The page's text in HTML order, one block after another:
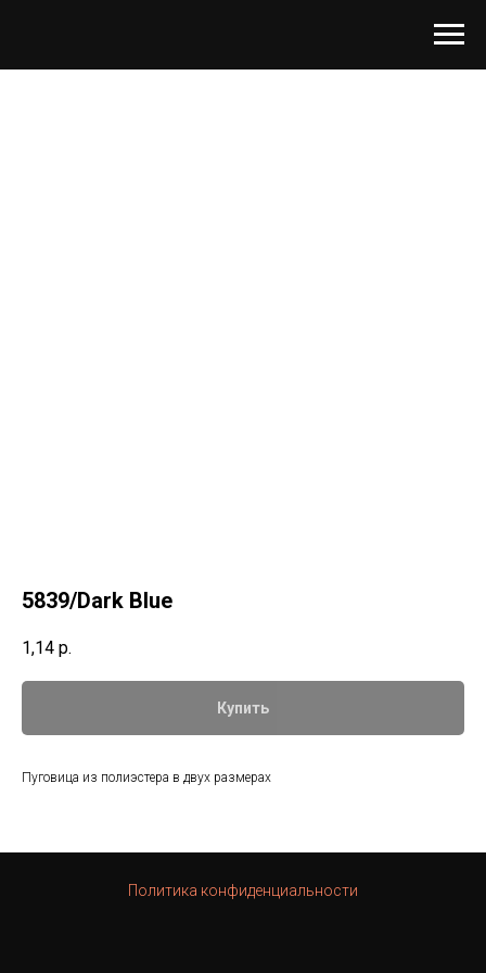
5839/Dark Blue
1,14 р.
Купить
Пуговица из полиэстера в двух размерах
Политика конфиденциальности